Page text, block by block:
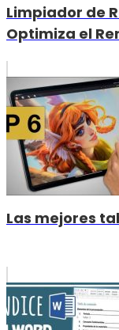
Limpiador de
Optimiza el
Las mejores